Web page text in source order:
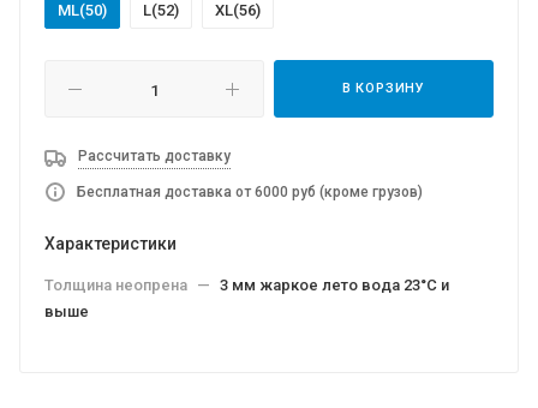
МL(50)
L(52) XL(56)
В КОРЗИНУ
Рассчитать доставку
Бесплатная доставка от 6000 руб (кроме грузов)
Характеристики
Толщина неопрена — 3 мм жаркое лето вода 23°C и
выше